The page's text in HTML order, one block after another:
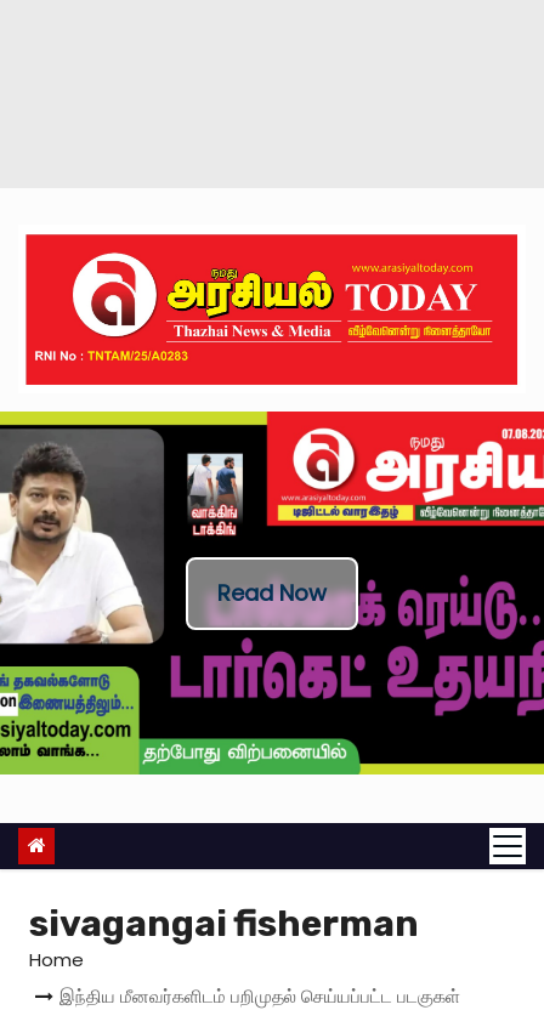
Read Now
sivagangai fisherman
Home
இந்திய மீனவர்களிடம் பறிமுதல் செய்யப்பட்ட படகுகள்